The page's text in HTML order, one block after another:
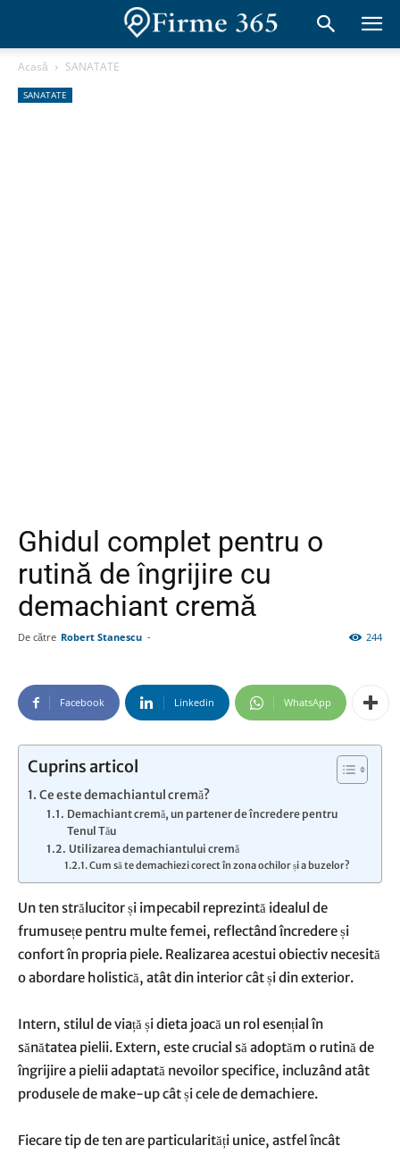
Acasă SANATATE
SANATATE
Ghidul complet pentru o
rutină de îngrijire cu
demachiant cremă
De către Robert Stanescu - 244
Facebook Linkedin WhatsApp
Cuprins articol
Ce este demachiantul cremă?
Demachiant cremă, un partener de încredere pentru
Tenul Tău
Utilizarea demachiantului cremă
Cum să te demachiezi corect în zona ochilor și a buzelor?
Un ten strălucitor și impecabil reprezintă idealul de
frumusețe pentru multe femei, reflectând încredere și
confort în propria piele. Realizarea acestui obiectiv necesită
o abordare holistică, atât din interior cât și din exterior.
Intern, stilul de viață și dieta joacă un rol esențial în
sănătatea pielii. Extern, este crucial să adoptăm o rutină de
îngrijire a pielii adaptată nevoilor specifice, incluzând atât
produsele de make-up cât și cele de demachiere.
Fiecare tip de ten are particularități unice, astfel încât